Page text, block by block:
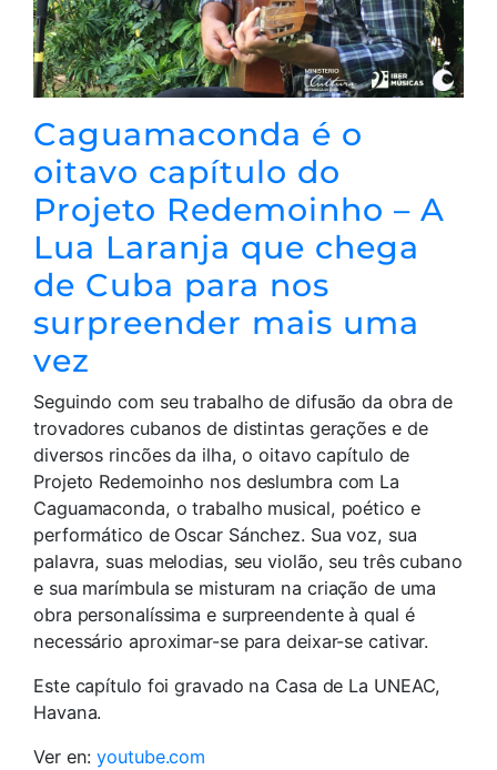
Caguamaconda é o
oitavo capítulo do
Projeto Redemoinho – A
Lua Laranja que chega
de Cuba para nos
surpreender mais uma
vez
Seguindo com seu trabalho de difusão da obra de
trovadores cubanos de distintas gerações e de
diversos rincões da ilha, o oitavo capítulo de
Projeto Redemoinho nos deslumbra com La
Caguamaconda, o trabalho musical, poético e
performático de Oscar Sánchez. Sua voz, sua
palavra, suas melodias, seu violão, seu três cubano
e sua marímbula se misturam na criação de uma
obra personalíssima e surpreendente à qual é
necessário aproximar-se para deixar-se cativar.
Este capítulo foi gravado na Casa de La UNEAC,
Havana.
Ver en:youtube.com